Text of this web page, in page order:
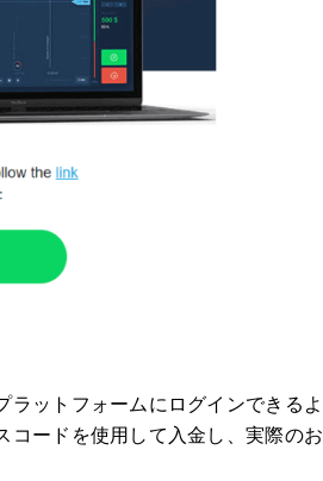
ットフォームにログインできるよ
コードを使用して入金し、実際のお